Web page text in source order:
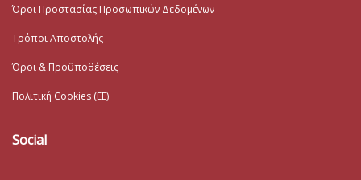
Όροι Προστασίας Προσωπικών Δεδομένων
Τρόποι Αποστολής
Όροι & Προϋποθέσεις
Πολιτική Cookies (ΕΕ)
Social